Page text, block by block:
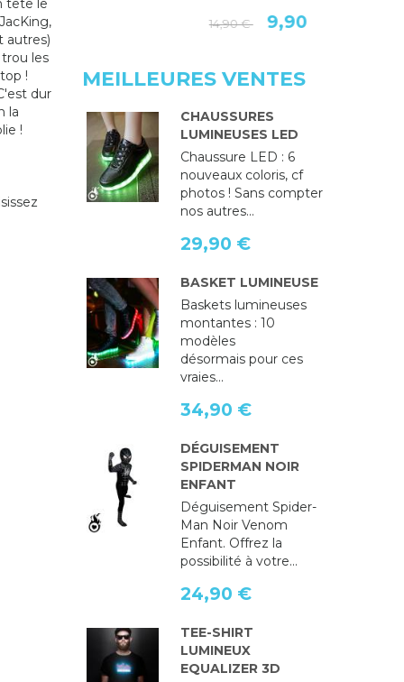
tête le
autres)
trou les
!
dur
la
!
9,90 €
MEILLEURES VENTES
CHAUSSURES
LUMINEUSES LED
Chaussure LED : 6
nouveaux coloris, cf
photos ! Sans compter
nos autres...
29,90 €
BASKET LUMINEUSE
Baskets lumineuses
montantes : 10
modèles
désormais pour ces
vraies...
34,90 €
DÉGUISEMENT
SPIDERMAN NOIR
ENFANT
Déguisement Spider-
Man Noir Venom
Enfant. Offrez la
possibilité à votre...
24,90 €
TEE-SHIRT
LUMINEUX
EQUALIZER 3D